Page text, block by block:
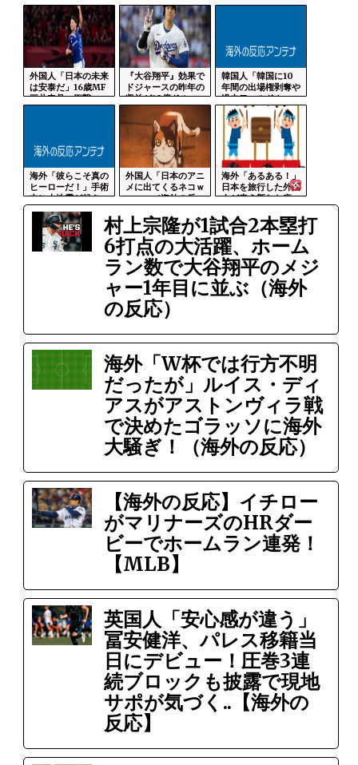
外国人「日本の未来
は安泰だ」16歳MF
三井寺眞、衝撃...
『大谷翔平』効果で
ドジャースの昨年の
収益が10億ドル...
韓国人「韓国に10
年間の出場権剥奪や
過去ワールドカッ...
海外「彼らこそ真の
ヒーローだ！」手術
中に大地震が起き...
外国人「日本のアニ
メに出てくるネコｗ
ｗｗ」（海外の反...
海外「あるある！」
日本を旅行した外国
人が患う新たな症...
村上宗隆が1試合2本塁打
6打点の大活躍、ホーム
ラン数で大谷翔平のメジ
ャー1年目に並ぶ（海外
の反応）
海外「W杯では行方不明
だったが」ルイス・ディ
アスがアストンヴィラ戦
で決めたゴラッソに海外
大騒ぎ！（海外の反応）
【海外の反応】イチロー
がマリナーズのHRダー
ビーでホームラン連発！
【MLB】
英国人「安心感が違う」
冨安健洋、パレス移籍当
日にデビュー！圧巻3連
続ブロックも披露で現地
サポが気づく..【海外の
反応】